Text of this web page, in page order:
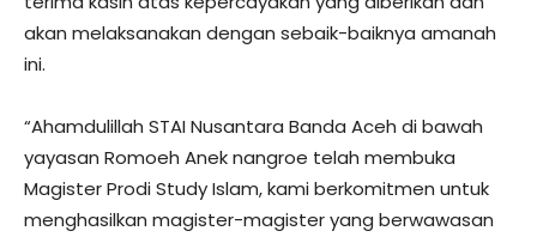
akan melaksanakan dengan sebaik-baiknya amanah
ini.
“Ahamdulillah STAI Nusantara Banda Aceh di bawah
yayasan Romoeh Anek nangroe telah membuka
Magister Prodi Study Islam, kami berkomitmen untuk
menghasilkan magister-magister yang berwawasan